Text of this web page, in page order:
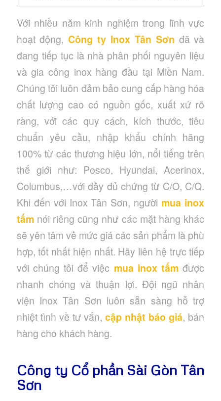
Với nhiều năm kinh nghiệm trong lĩnh vực
hoạt động,Công ty Inox Tân Sơn đã và
đang tiếp tục là nhà phân phối nguyên liệu
và gia công inox hàng đầu tại Miền Nam.
Chúng tôi luôn đảm bảo cung cấp hàng hóa
chất lượng cao có nguồn gốc, xuất xứ rõ
ràng, với các quy cách, kích thước, tiêu
chuẩn yêu cầu, nhập khẩu chính hãng
100% từ các thương hiệu lớn, nổi tiếng trên
thế giới như: Posco, Hyundai, Acerinox,
Columbus,…với đầy đủ chứng từ C/O, C/Q.
Khi đến với Inox Tân Sơn, người mua inox
tấm nói riêng cũng như các mặt hàng khác
sẽ yên tâm về mức giá các sản phẩm là phù
hợp, tốt nhất hiện nhất. Hãy liên hệ trực tiếp
với chúng tôi để việc mua inox tấm được
nhanh chóng và thuận lợi. Đội ngũ nhân
viện Inox Tân Sơn luôn sẵn sàng hỗ trợ
nhiệt tình về tư vấn, cập nhật báo giá, bán
hàng cho khách hàng.
Công ty Cổ phần Sài Gòn Tân
Sơn